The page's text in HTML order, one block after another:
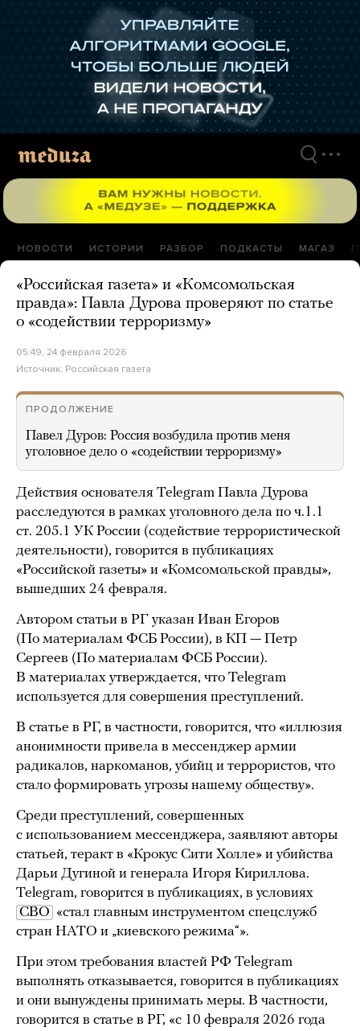
НОВОСТИ ИСТОРИИ РАЗБОР ПОДКАСТЫ МАГАЗ
«Российская газета» и «Комсомольская
правда»: Павла Дурова проверяют по статье
о «содействии терроризму»
05:49, 24 февраля 2026
Источник: Российская газета
ПРОДОЛЖЕНИЕ
Павел Дуров: Россия возбудила против меня
уголовное дело о «содействии терроризму»
Действия основателя Telegram Павла Дурова
расследуются в рамках уголовного дела по ч.1.1
ст. 205.1 УК России (содействие террористической
деятельности), говорится в публикациях
«Российской газеты» и «Комсомольской правды»,
вышедших 24 февраля.
Автором статьи в РГ указан Иван Егоров
(По материалам ФСБ России), в КП — Петр
Сергеев (По материалам ФСБ России).
В материалах утверждается, что Telegram
используется для совершения преступлений.
В статье в РГ, в частности, говорится, что «иллюзия
анонимности привела в мессенджер армии
радикалов, наркоманов, убийц и террористов, что
стало формировать угрозы нашему обществу».
Среди преступлений, совершенных
с использованием мессенджера, заявляют авторы
статьей, теракт в «Крокус Сити Холле» и убийства
Дарьи Дугиной и генерала Игоря Кириллова.
Telegram, говорится в публикациях, в условиях
СВО «стал главным инструментом спецслужб
стран НАТО и „киевского режима“».
При этом требования властей РФ Telegram
выполнять отказывается, говорится в публикациях
и они вынуждены принимать меры. В частности,
говорится в статье в РГ, «с 10 февраля 2026 года